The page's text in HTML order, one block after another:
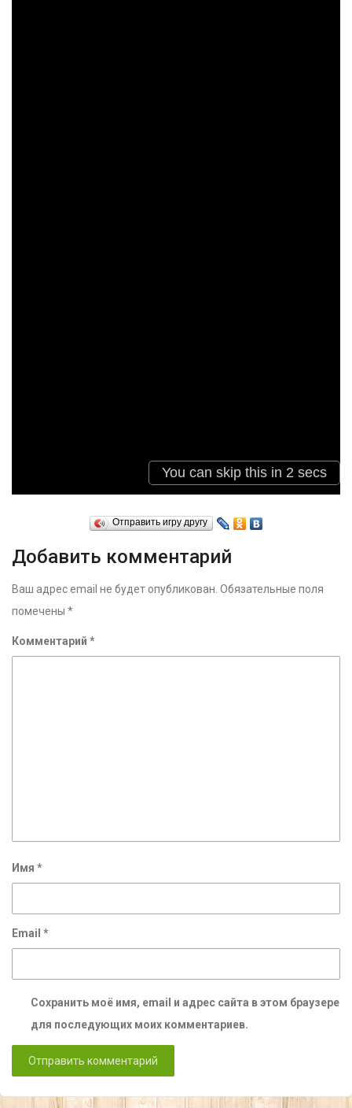
Отправить игру другу
Добавить комментарий
Ваш адрес email не будет опубликован. Обязательные поля
помечены *
Комментарий *
Имя *
Email *
Сохранить моё имя, email и адрес сайта в этом браузере
для последующих моих комментариев.